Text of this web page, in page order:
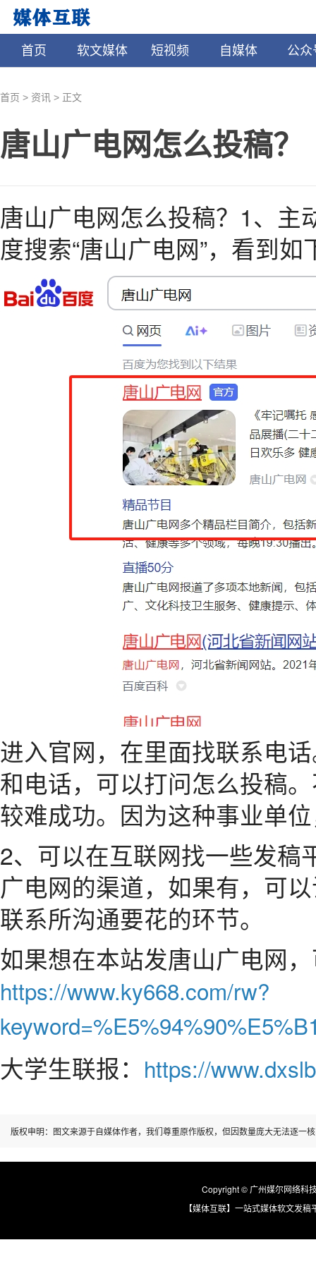
首页 软文媒体 短视频 自媒体 公众
首页 > 资讯 > 正文
唐山广电网怎么投稿？
唐山广电网怎么投稿？1、主
度搜索“唐山广电网”，看到如
进入官网，在里面找联系电
和电话，可以打问怎么投稿
较难成功。因为这种事业单
2、可以在互联网找一些发稿
广电网的渠道，如果有，可
联系所沟通要花的环节。
如果想在本站发唐山广电网
https://www.ky668.com/rw?
大学生联报： https://
版权申明：图文来源于自媒体作者，我们尊重原作版权，但因数量庞大无法逐一
Copyright © 广州媒尔网络科
【媒体互联】一站式媒体软文发